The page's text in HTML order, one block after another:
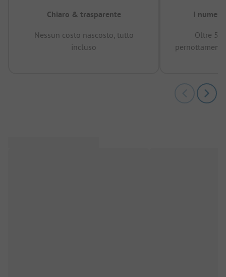
Chiaro & trasparente
Nessun costo nascosto, tutto
incluso
I numeri
Oltre